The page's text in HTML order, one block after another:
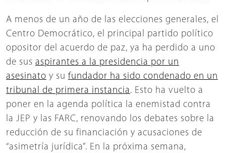
A menos de un año de las elecciones generales, el
Centro Democrático, el principal partido político
opositor del acuerdo de paz, ya ha perdido a uno
de sus aspirantes a la presidencia por un
asesinato y su fundador ha sido condenado en un
tribunal de primera instancia. Esto ha vuelto a
poner en la agenda política la enemistad contra
la JEP y las FARC, renovando los debates sobre la
reducción de su financiación y acusaciones de
“asimetría jurídica”. En la próxima semana,